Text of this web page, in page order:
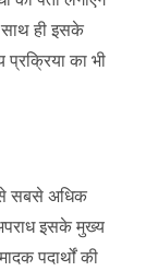
ही इसके
प्रक्रिया का भी
से सबसे अधिक
इसके मुख्य
पदार्थों की